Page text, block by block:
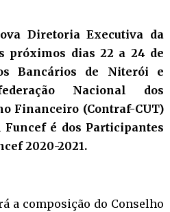
Diretoria Executiva da
próximos dias 22 a 24 de
Bancários de Niterói e
Nacional dos
Financeiro (Contraf-CUT)
Funcef é dos Participantes
2020-2021.
a composição do Conselho